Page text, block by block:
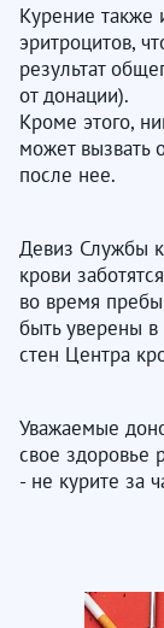
Курение также
эритроцитов,
результат
от донации).
Кроме этого,
может вызвать
после нее.
Девиз Службы
крови
во время
быть уверены
стен Центра
Уважаемые
свое здоровье
- не курите за